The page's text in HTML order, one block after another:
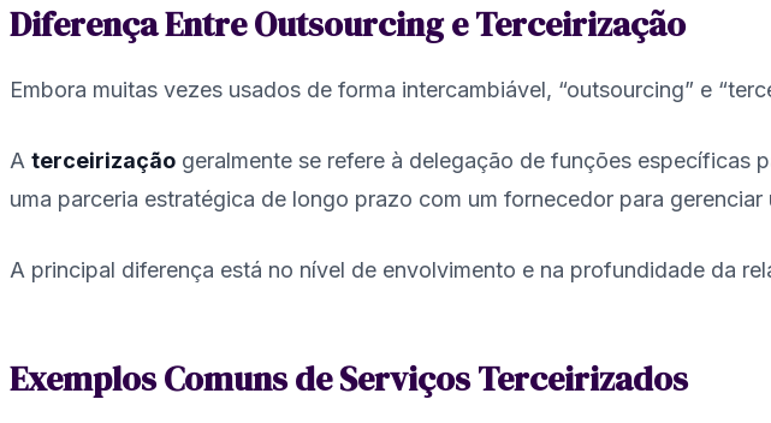
Diferença Entre Outsourcing e Terceirização
Embora muitas vezes usados de forma intercambiável, “outsourcing” e
A terceirização geralmente se refere à delegação de funções específicas
uma parceria estratégica de longo prazo com um fornecedor para
A principal diferença está no nível de envolvimento e na profundidade da
Exemplos Comuns de Serviços Terceirizados